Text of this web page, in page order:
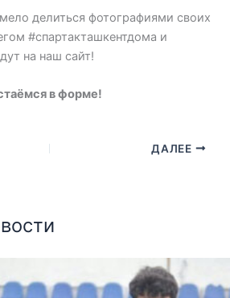
делиться фотографиями своих
#спартакташкентдома и
на наш сайт!
в форме!
ДАЛЕЕ